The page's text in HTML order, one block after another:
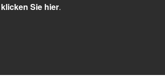
klicken Sie hier.